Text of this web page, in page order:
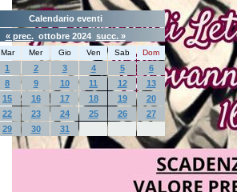
Calendario eventi
« prec.ottobre 2024 succ. »
Mar Mer Gio Ven Sab Dom
1 2 3 4 5
6
8 9 10 11 12
13
15 16 17 18 19
20
22 23 24 25 26
27
29 30 31